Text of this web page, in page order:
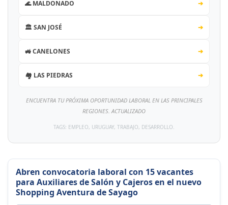
🌊 MALDONADO ➔
🏛️ SAN JOSÉ ➔
🚜 CANELONES ➔
🏘️ LAS PIEDRAS ➔
ENCUENTRA TU PRÓXIMA OPORTUNIDAD LABORAL EN LAS PRINCIPALES
REGIONES. ACTUALIZADO
TAGS: EMPLEO, URUGUAY, TRABAJO, DESARROLLO.
Abren convocatoria laboral con 15 vacantes
para Auxiliares de Salón y Cajeros en el nuevo
Shopping Aventura de Sayago